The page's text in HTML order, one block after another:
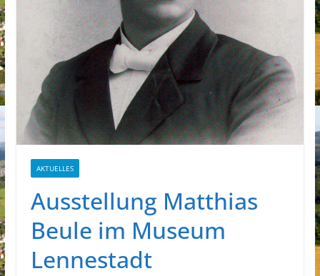
AKTUELLES
Ausstellung Matthias
Beule im Museum
Lennestadt